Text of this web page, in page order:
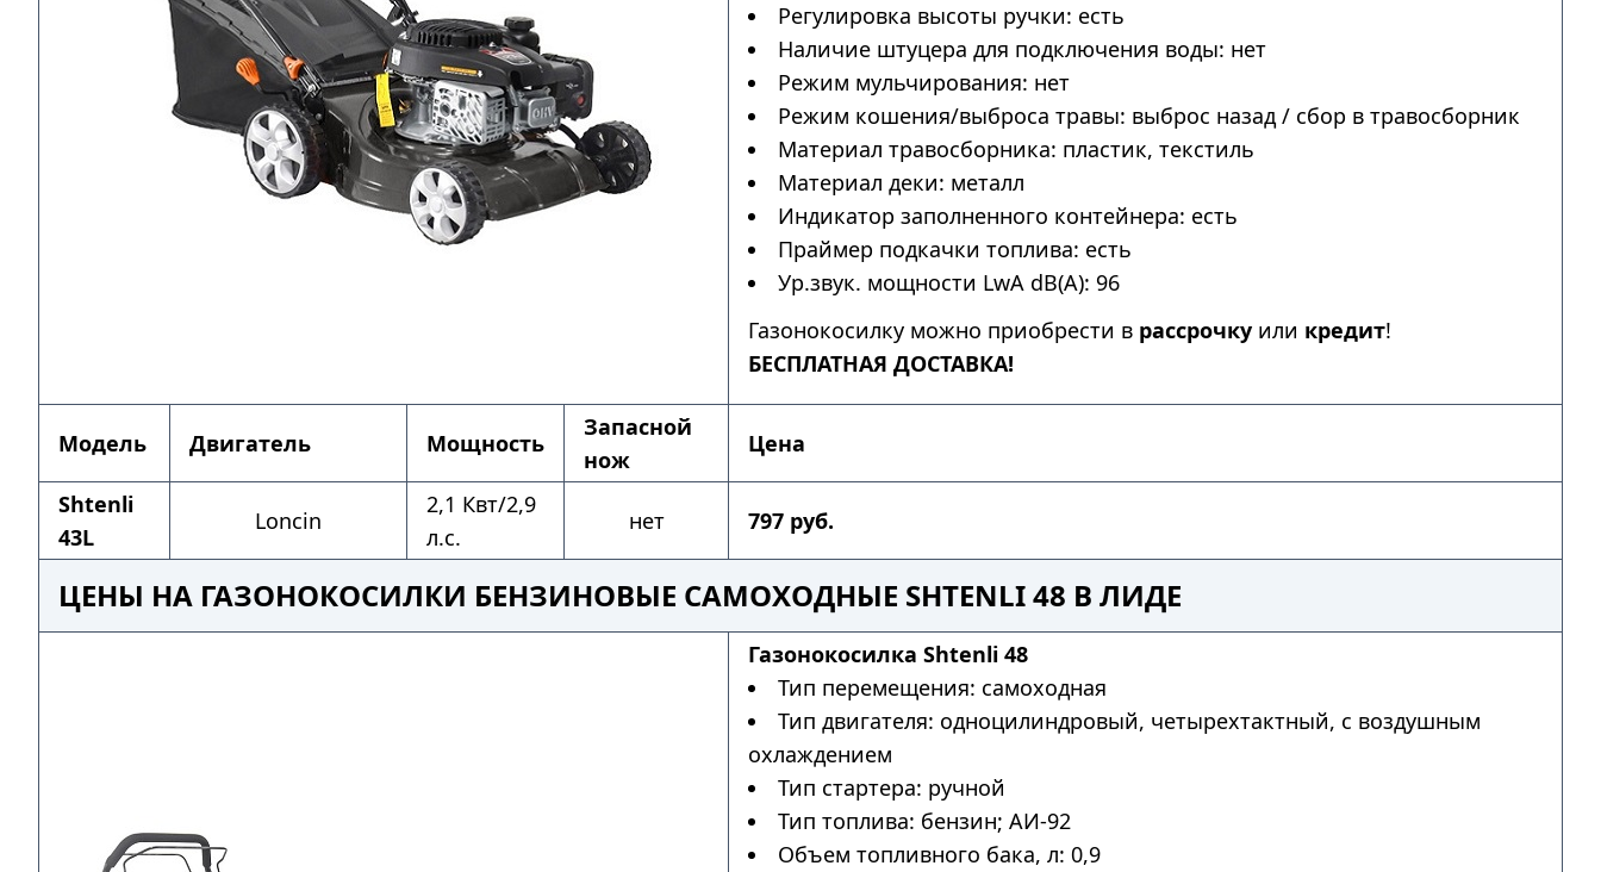
Регулировка высоты ручки: есть
Наличие штуцера для подключения воды: нет
Режим мульчирования: нет
Режим кошения/выброса травы: выброс назад / сбор в травосборник
Материал травосборника: пластик, текстиль
Материал деки: металл
Индикатор заполненного контейнера: есть
Праймер подкачки топлива: есть
Ур.звук. мощности LwA dB(A): 96
Газонокосилку можно приобрести в рассрочку или кредит!
БЕСПЛАТНАЯ ДОСТАВКА!
Модель Двигатель Мощность
Запасной
нож
Цена
Shtenli
43L
Loncin
2,1 Квт/2,9
л.с.
нет 797 руб.
ЦЕНЫ НА ГАЗОНОКОСИЛКИ БЕНЗИНОВЫЕ САМОХОДНЫЕ SHTENLI 48 В ЛИДЕ
Газонокосилка Shtenli 48
Тип перемещения: самоходная
Тип двигателя: одноцилиндровый, четырехтактный, с воздушным
охлаждением
Тип стартера: ручной
Тип топлива: бензин; АИ-92
Объем топливного бака, л: 0,9